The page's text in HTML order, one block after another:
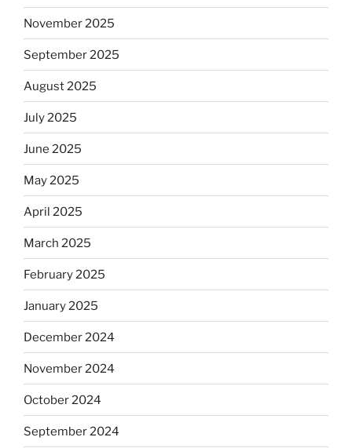
November 2025
September 2025
August 2025
July 2025
June 2025
May 2025
April 2025
March 2025
February 2025
January 2025
December 2024
November 2024
October 2024
September 2024